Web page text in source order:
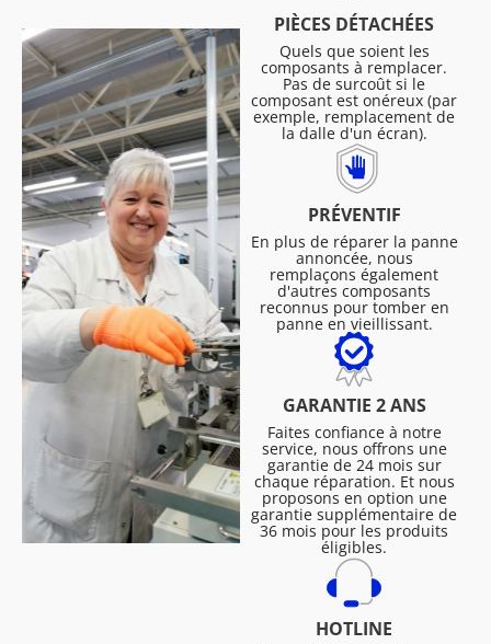
PIÈCES DÉTACHÉES
Quels que soient les
composants à remplacer.
Pas de surcoût si le
composant est onéreux (par
exemple, remplacement de
la dalle d'un écran).
PRÉVENTIF
En plus de réparer la panne
annoncée, nous
remplaçons également
d'autres composants
reconnus pour tomber en
panne en vieillissant.
GARANTIE 2 ANS
Faites confiance à notre
service, nous offrons une
garantie de 24 mois sur
chaque réparation. Et nous
proposons en option une
garantie supplémentaire de
36 mois pour les produits
éligibles.
HOTLINE